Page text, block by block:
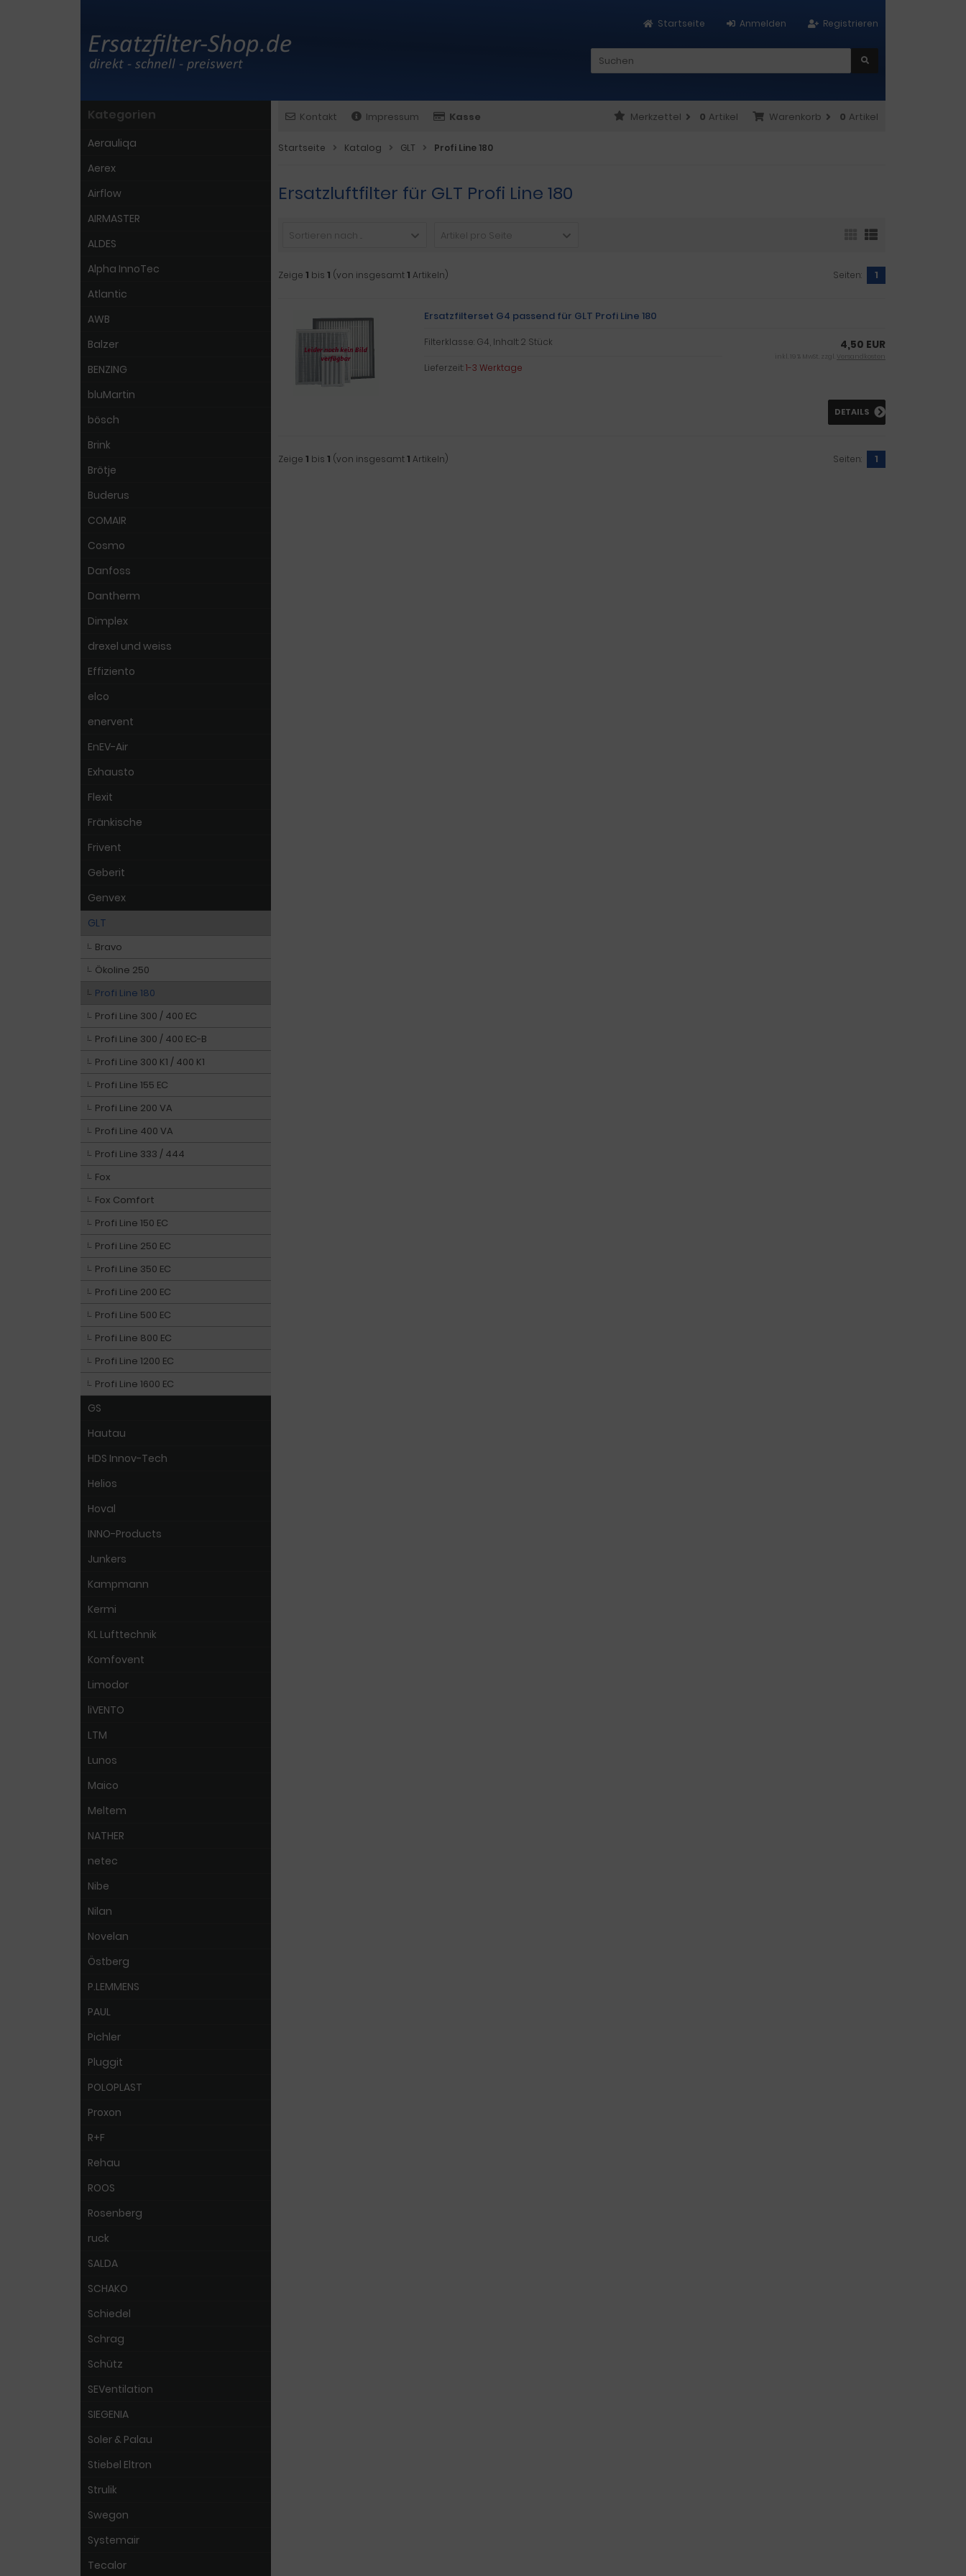
Registrieren
Anmelden
Startseite
Kontakt Impressum Kasse Warenkorb 0 Artikel
Merkzettel 0 Artikel
Startseite Katalog GLT Profi Line 180
Ersatzluftfilter für GLT Profi Line 180
Sortieren nach ... Artikel pro Seite
Zeige 1 bis 1 (von insgesamt1 Artikeln) Seiten: 1
Ersatzfilterset G4 passend für GLT Profi Line 180
Filterklasse: G4, Inhalt: 2 Stück
Lieferzeit:1-3 Werktage
4,50 EUR
inkl. 19 % MwSt. zzgl. Versandkosten
DETAILS
Zeige 1 bis 1 (von insgesamt1 Artikeln) Seiten: 1
Kategorien
Aerauliqa
Aerex
Airflow
AIRMASTER
ALDES
Alpha InnoTec
Atlantic
AWB
Balzer
BENZING
bluMartin
bösch
Brink
Brötje
Buderus
COMAIR
Cosmo
Danfoss
Dantherm
Dimplex
drexel und weiss
Effiziento
elco
enervent
EnEV-Air
Exhausto
Flexit
Fränkische
Frivent
Geberit
Genvex
GLT
Bravo
Ökoline 250
Profi Line 180
Profi Line 300 / 400 EC
Profi Line 300 / 400 EC-B
Profi Line 300 K1 / 400 K1
Profi Line 155 EC
Profi Line 200 VA
Profi Line 400 VA
Profi Line 333 / 444
Fox
Fox Comfort
Profi Line 150 EC
Profi Line 250 EC
Profi Line 350 EC
Profi Line 200 EC
Profi Line 500 EC
Profi Line 800 EC
Profi Line 1200 EC
Profi Line 1600 EC
GS
Hautau
HDS Innov-Tech
Helios
Hoval
INNO-Products
Junkers
Kampmann
Kermi
KL Lufttechnik
Komfovent
Limodor
liVENTO
LTM
Lunos
Maico
Meltem
NATHER
netec
Nibe
Nilan
Novelan
Östberg
P.LEMMENS
PAUL
Pichler
Pluggit
POLOPLAST
Proxon
R+F
Rehau
ROOS
Rosenberg
ruck
SALDA
SCHAKO
Schiedel
Schrag
Schütz
SEVentilation
SIEGENIA
Soler & Palau
Stiebel Eltron
Strulik
Swegon
Systemair
Tecalor